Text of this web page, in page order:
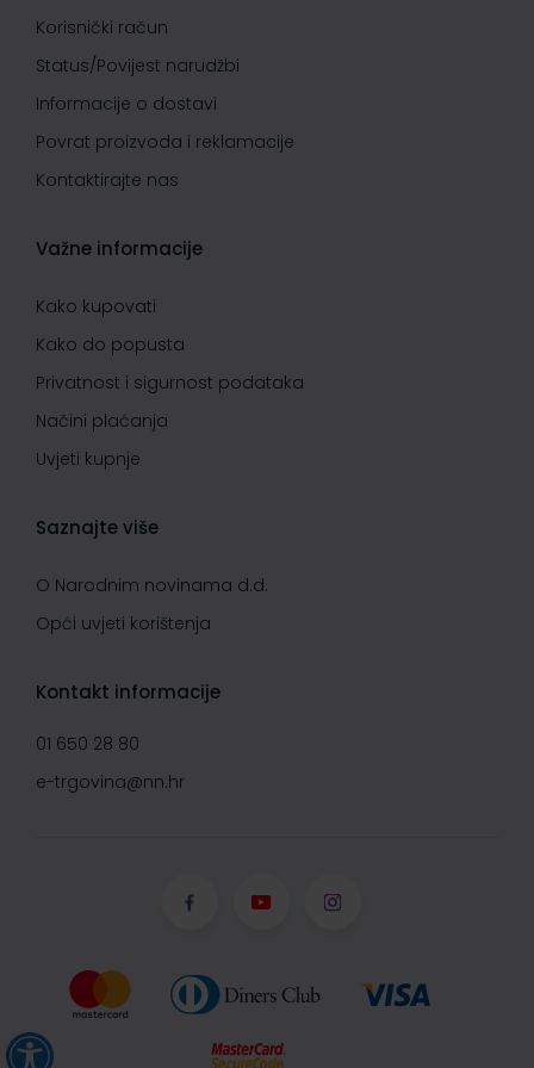
Korisnički račun
Status/Povijest narudžbi
Informacije o dostavi
Povrat proizvoda i reklamacije
Kontaktirajte nas
Važne informacije
Kako kupovati
Kako do popusta
Privatnost i sigurnost podataka
Načini plaćanja
Uvjeti kupnje
Saznajte više
O Narodnim novinama d.d.
Opći uvjeti korištenja
Kontakt informacije
01 650 28 80
e-trgovina@nn.hr